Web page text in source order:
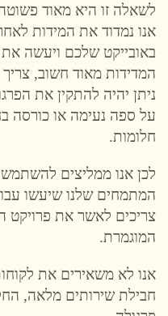
לשאלה זו היא מאוד
אנו נמדוד את המידות
באובייקט שלכם ויעשה
המדידות מאוד חשוב,
ניתן יהיה להתקין את
על ספה נעימה או כורסה
חלומות.
לכן אנו ממליצים
המתמחים שלנו שיעשו
צריכים לאשר את פרויקט
המוגמרת.
אנו לא משאירים את
חבילת שירותים מלאה,